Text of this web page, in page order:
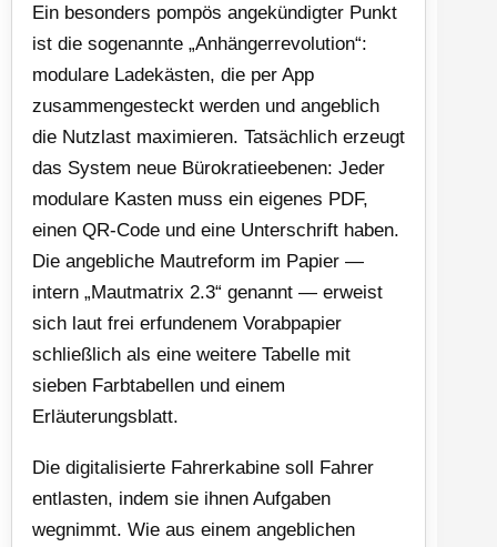
Ein besonders pompös angekündigter Punkt
ist die sogenannte „Anhängerrevolution“:
modulare Ladekästen, die per App
zusammengesteckt werden und angeblich
die Nutzlast maximieren. Tatsächlich erzeugt
das System neue Bürokratieebenen: Jeder
modulare Kasten muss ein eigenes PDF,
einen QR-Code und eine Unterschrift haben.
Die angebliche Mautreform im Papier —
intern „Mautmatrix 2.3“ genannt — erweist
sich laut frei erfundenem Vorabpapier
schließlich als eine weitere Tabelle mit
sieben Farbtabellen und einem
Erläuterungsblatt.
Die digitalisierte Fahrerkabine soll Fahrer
entlasten, indem sie ihnen Aufgaben
wegnimmt. Wie aus einem angeblichen